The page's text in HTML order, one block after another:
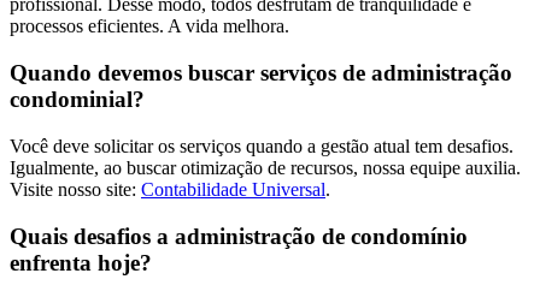
profissional. Desse modo, todos desfrutam de tranquilidade e
processos eficientes. A vida melhora.
Quando devemos buscar serviços de administração
condominial?
Você deve solicitar os serviços quando a gestão atual tem desafios.
Igualmente, ao buscar otimização de recursos, nossa equipe auxilia.
Visite nosso site: Contabilidade Universal.
Quais desafios a administração de condomínio
enfrenta hoje?